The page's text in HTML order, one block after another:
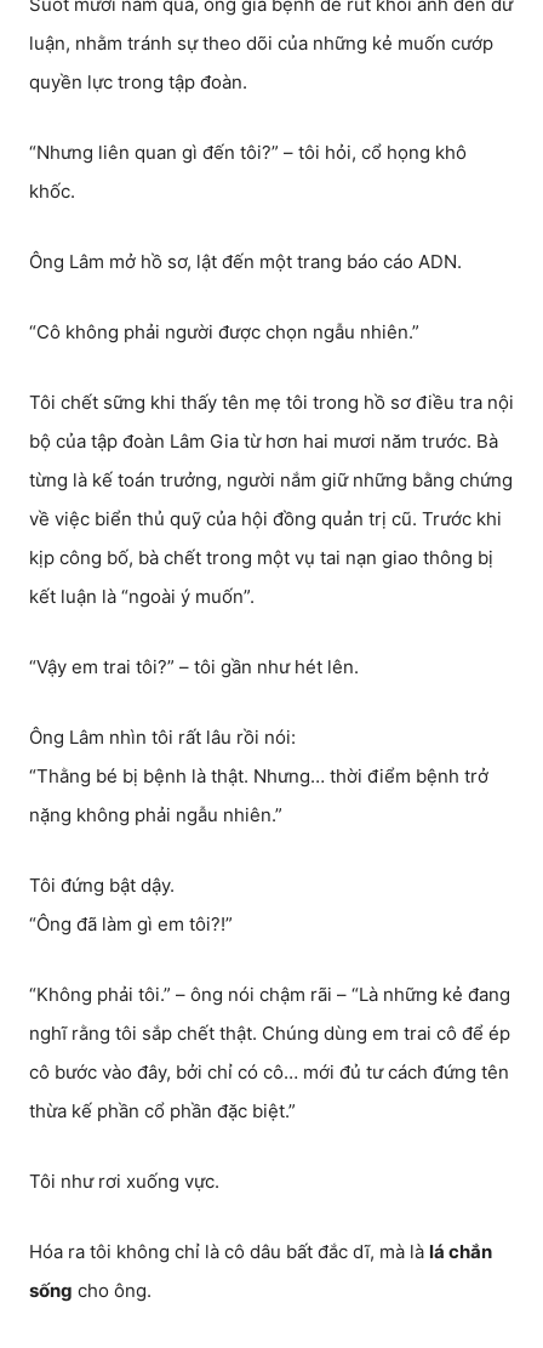
luận, nhằm tránh sự theo dõi của những kẻ muốn cướp
quyền lực trong tập đoàn.
“Nhưng liên quan gì đến tôi?” – tôi hỏi, cổ họng khô
khốc.
Ông Lâm mở hồ sơ, lật đến một trang báo cáo ADN.
“Cô không phải người được chọn ngẫu nhiên.”
Tôi chết sững khi thấy tên mẹ tôi trong hồ sơ điều tra nội
bộ của tập đoàn Lâm Gia từ hơn hai mươi năm trước. Bà
từng là kế toán trưởng, người nắm giữ những bằng chứng
về việc biển thủ quỹ của hội đồng quản trị cũ. Trước khi
kịp công bố, bà chết trong một vụ tai nạn giao thông bị
kết luận là “ngoài ý muốn”.
“Vậy em trai tôi?” – tôi gần như hét lên.
Ông Lâm nhìn tôi rất lâu rồi nói:
“Thằng bé bị bệnh là thật. Nhưng… thời điểm bệnh trở
nặng không phải ngẫu nhiên.”
Tôi đứng bật dậy.
“Ông đã làm gì em tôi?!”
“Không phải tôi.” – ông nói chậm rãi – “Là những kẻ đang
nghĩ rằng tôi sắp chết thật. Chúng dùng em trai cô để ép
cô bước vào đây, bởi chỉ có cô… mới đủ tư cách đứng tên
thừa kế phần cổ phần đặc biệt.”
Tôi như rơi xuống vực.
Hóa ra tôi không chỉ là cô dâu bất đắc dĩ, mà là lá chắn
sống cho ông.